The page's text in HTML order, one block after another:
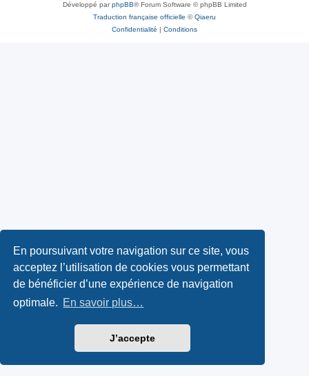
En poursuivant votre navigation sur ce site, vous
acceptez l’utilisation de cookies vous permettant
de bénéficier d’une expérience de navigation
optimale. En savoir plus…
J’accepte
Développé parphpBB® Forum Software © phpBB Limited
Traduction française officielle ©Qiaeru
Confidentialité | Conditions